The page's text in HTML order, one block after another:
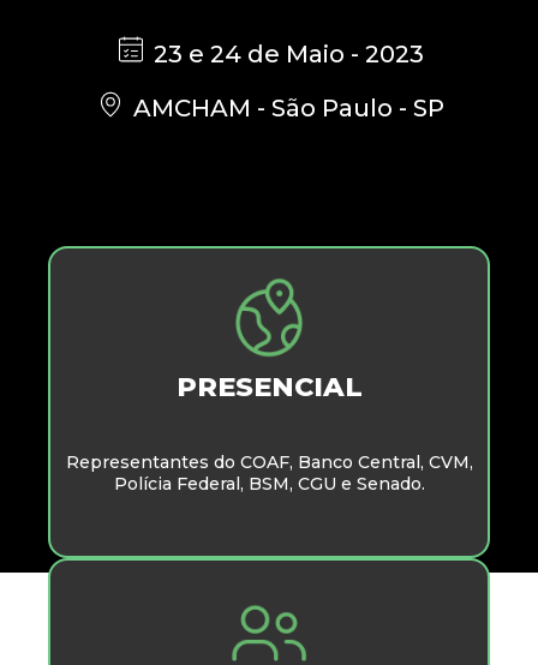
23 e 24 de Maio - 2023
AMCHAM - São Paulo - SP
PRESENCIAL
Representantes do COAF, Banco Central, CVM,
Polícia Federal, BSM, CGU e Senado.